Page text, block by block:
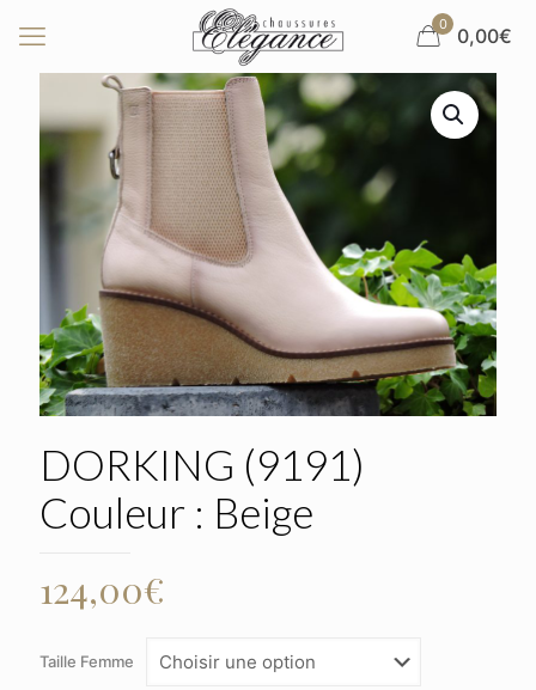
0 0,00€
DORKING (9191)
Couleur : Beige
124,00€
Taille Femme